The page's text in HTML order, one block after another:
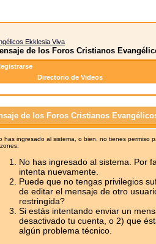
Ekklesia Viva
de los Foros Cristianos
Directorio de Videos
de los Foros Cristianos
has ingresado al sistema, o bien, no tienes permiso
No has ingresado al sistema. Por
intenta nuevamente.
Puede que no tengas privilegios
de editar el mensaje de otro
restringida?
Si estás intentando enviar un
desactivado tu cuenta, o 2) que
algún problema técnico.